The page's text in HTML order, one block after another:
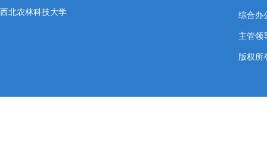
西北农林科技大学
综合办
主管
版权